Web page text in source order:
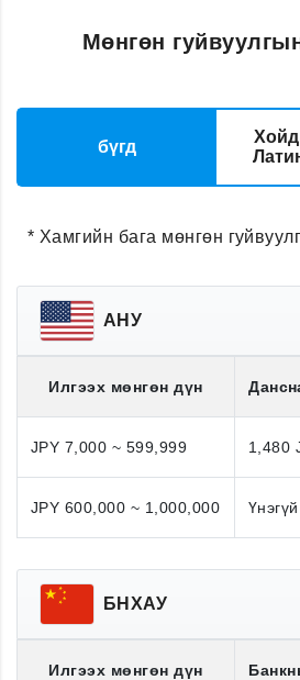
Мөнгөн
бүгд
* Хамгийн бага мөнгөн
АНУ
Илгээх мөнгөн дүн
JPY 7,000 ~ 599,999 1,480
JPY 600,000 ~ 1,000,000 Үнэгүй
БНХАУ
Илгээх мөнгөн дүн